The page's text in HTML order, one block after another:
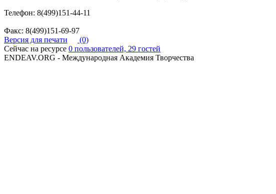
Телефон: 8(499)151-44-11
Факс: 8(499)151-69-97
Версия для печати
(0)
Сейчас на ресурсе 0 пользователей, 29 гостей
ENDEAV.ORG - Международная Академия Творчества